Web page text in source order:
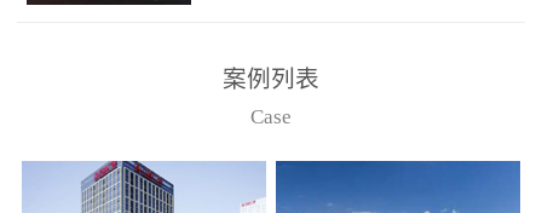
从监控主机上获取，最多
只能接6台，超过的需从现
案例列表
Case